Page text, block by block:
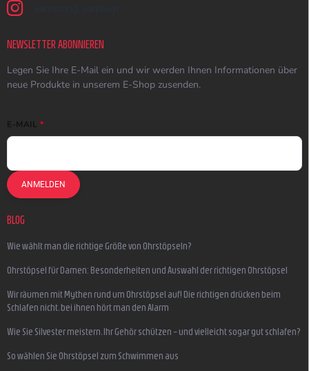
earmazing_earplugs
NEWSLETTER ABONNIEREN
Legen Sie Ihre E-Mail ein und wir werden Ihnen Informationen über
neue Produkte in unserem E-Shop zusenden.
E-MAIL
ANMELDEN
BLOG
Wie wählt man die richtige Größe von Ohrstöpseln?
Ohrstöpsel für Damen: Besonderheiten und Auswahl der richtigen Ohrstöpsel
Wir räumen mit Mythen rund um Ohrstöpsel auf! Die richtigen drücken beim
Schlafen nicht, bei ihnen hört man den Alarm
Wie Sie Silvester meistern, Ihr Gehör schützen – und vielleicht sogar gut schlafen?
So wählen Sie Ohrstöpsel zum Schwimmen aus